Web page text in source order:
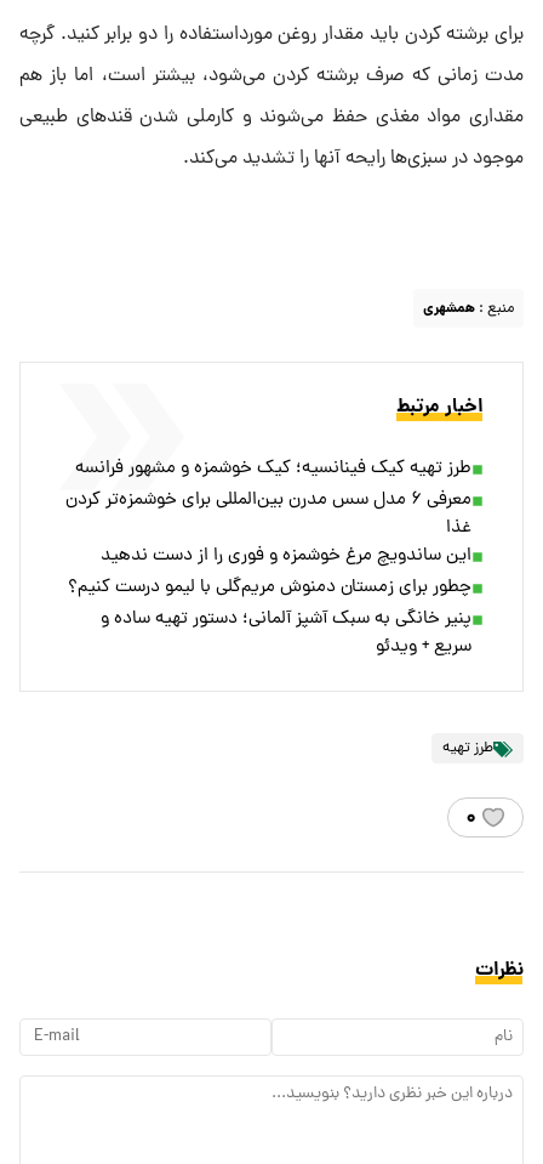
برای برشته کردن باید مقدار روغن مورداستفاده را دو برابر کنید. گرچه
مدت زمانی که صرف برشته کردن می‌شود، بیشتر است، اما باز هم
مقداری مواد مغذی حفظ می‌شوند و کارملی شدن قندهای طبیعی
موجود در سبزی‌ها رایحه آنها را تشدید می‌کند.
منبع : همشهری
اخبار مرتبط
طرز تهیه کیک فینانسیه؛ کیک خوشمزه و مشهور فرانسه
معرفی ۶ مدل سس مدرن بین‌المللی برای خوشمزه‌تر کردن
غذا
این ساندویچ مرغ خوشمزه و فوری را از دست ندهید
چطور برای زمستان دمنوش مریم‌گلی با لیمو درست کنیم؟
پنیر خانگی به سبک آشپز آلمانی؛ دستور تهیه ساده و
سریع + ویدئو
طرز تهیه
۰
نظرات